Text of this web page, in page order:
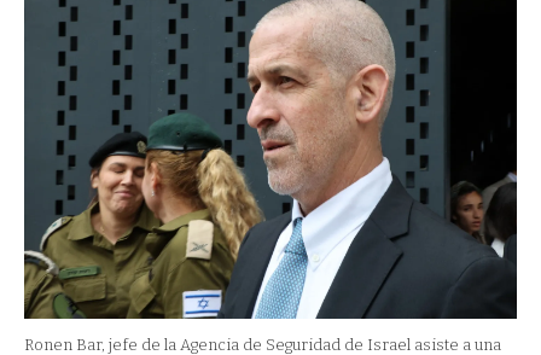
Ronen Bar, jefe de la Agencia de Seguridad de Israel asiste a una